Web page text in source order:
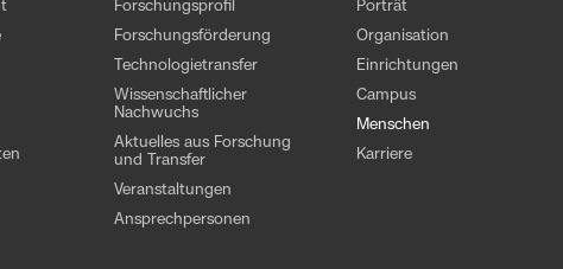
Forschungsprofil
Forschungsförderung
Technologietransfer
Wissenschaftlicher
Nachwuchs
Aktuelles aus Forschung
und Transfer
Veranstaltungen
Ansprechpersonen
Porträt
Organisation
Einrichtungen
Campus
Menschen
Karriere